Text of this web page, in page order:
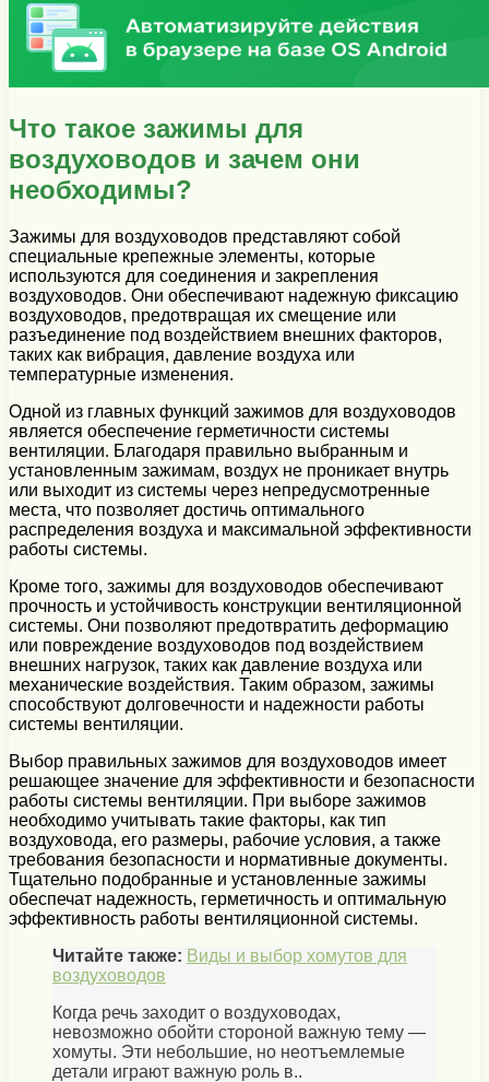
Что такое зажимы для
воздуховодов и зачем они
необходимы?
Зажимы для воздуховодов представляют собой
специальные крепежные элементы, которые
используются для соединения и закрепления
воздуховодов. Они обеспечивают надежную фиксацию
воздуховодов, предотвращая их смещение или
разъединение под воздействием внешних факторов,
таких как вибрация, давление воздуха или
температурные изменения.
Одной из главных функций зажимов для воздуховодов
является обеспечение герметичности системы
вентиляции. Благодаря правильно выбранным и
установленным зажимам, воздух не проникает внутрь
или выходит из системы через непредусмотренные
места, что позволяет достичь оптимального
распределения воздуха и максимальной эффективности
работы системы.
Кроме того, зажимы для воздуховодов обеспечивают
прочность и устойчивость конструкции вентиляционной
системы. Они позволяют предотвратить деформацию
или повреждение воздуховодов под воздействием
внешних нагрузок, таких как давление воздуха или
механические воздействия. Таким образом, зажимы
способствуют долговечности и надежности работы
системы вентиляции.
Выбор правильных зажимов для воздуховодов имеет
решающее значение для эффективности и безопасности
работы системы вентиляции. При выборе зажимов
необходимо учитывать такие факторы, как тип
воздуховода, его размеры, рабочие условия, а также
требования безопасности и нормативные документы.
Тщательно подобранные и установленные зажимы
обеспечат надежность, герметичность и оптимальную
эффективность работы вентиляционной системы.
Читайте также: Виды и выбор хомутов для
воздуховодов
Когда речь заходит о воздуховодах,
невозможно обойти стороной важную тему —
хомуты. Эти небольшие, но неотъемлемые
детали играют важную роль в..